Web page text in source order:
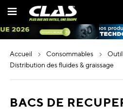
accueil consommables
distribution des fluides & graissage
BACS DE